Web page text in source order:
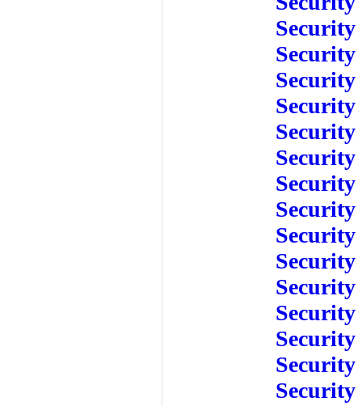
Security
Security
Security
Security
Security
Security
Security
Security
Security
Security
Security
Security
Security
Security
Security